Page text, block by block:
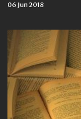
06 Jun 2018